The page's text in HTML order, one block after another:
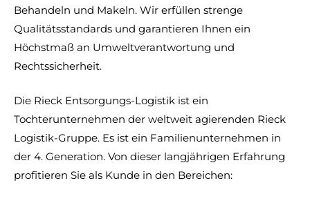
Behandeln und Makeln. Wir erfüllen strenge
Qualitätsstandards und garantieren Ihnen ein
Höchstmaß an Umweltverantwortung und
Rechtssicherheit.
Die Rieck Entsorgungs-Logistik ist ein
Tochterunternehmen der weltweit agierenden Rieck
Logistik-Gruppe. Es ist ein Familienunternehmen in
der 4. Generation. Von dieser langjährigen Erfahrung
profitieren Sie als Kunde in den Bereichen: